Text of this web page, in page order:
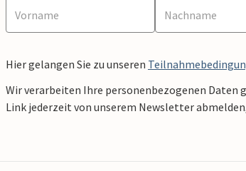
Hier gelangen Sie zu unseren
Wir verarbeiten Ihre personenbezogenen Daten
Link jederzeit von unserem Newsletter